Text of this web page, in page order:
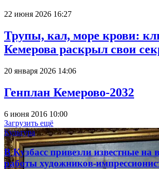
22 июня 2026 16:27
Трупы, кал, море крови:
Кемерова раскрыл свои
20 января 2026 14:06
Генплан Кемерово-2032
6 июня 2016 10:00
Загрузить ещё
Культура
В Кузбасс привезли известные на
работы художников-